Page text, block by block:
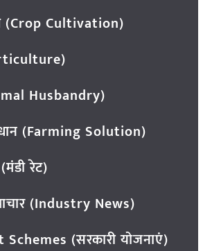
Cultivation)
Husbandry)
(Farming Solution)
रेट)
(Industry News)
(सरकारी योजनाएं)